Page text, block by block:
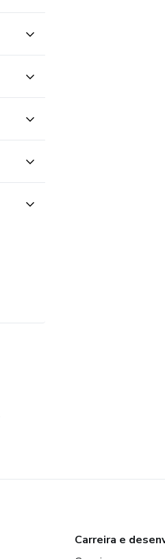
Carreira e